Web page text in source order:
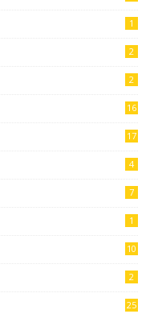
1
2
2
16
17
4
7
1
10
2
25